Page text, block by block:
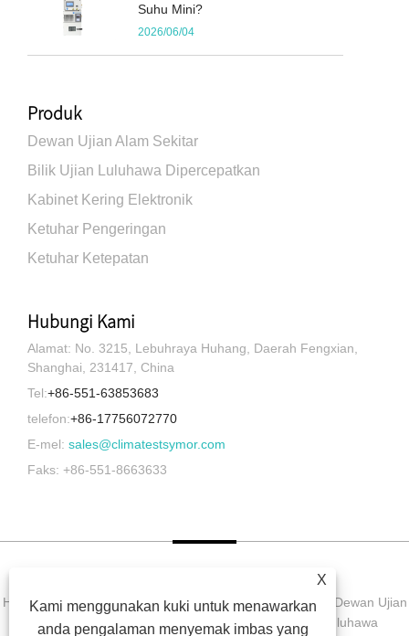
Suhu Mini?
2026/06/04
Produk
Dewan Ujian Alam Sekitar
Bilik Ujian Luluhawa Dipercepatkan
Kabinet Kering Elektronik
Ketuhar Pengeringan
Ketuhar Ketepatan
Hubungi Kami
Alamat: No. 3215, Lebuhraya Huhang, Daerah Fengxian,
Shanghai, 231417, China
Tel:+86-551-63853683
telefon:+86-17756072770
E-mel: sales@climatestsymor.com
Faks: +86-551-8663633
Hak Cipta © 2022 Symor Instrument Equipment Co., Ltd. Dewan Ujian
Alam Sekitar, Kabinet Kering Elektronik, Bilik Ujian Luluhawa
X
Kami menggunakan kuki untuk menawarkan
anda pengalaman menyemak imbas yang